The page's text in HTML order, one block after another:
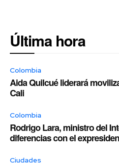
Última hora
Colombia
Aida Quilcué liderará
Cali
Colombia
Rodrigo Lara, ministro del
diferencias con el
Ciudades